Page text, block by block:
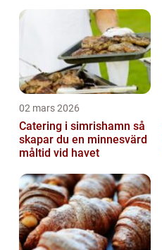
02 mars 2026
Catering i simrishamn så
skapar du en minnesvärd
måltid vid havet